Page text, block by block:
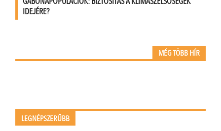
IDEJÉRE?
MÉG TÖBB HÍR
LEGNÉPSZERŰBB